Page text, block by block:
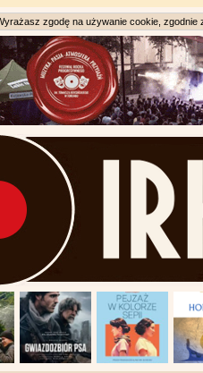
zgodę na używanie cookie, zgodnie